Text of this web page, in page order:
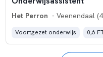
Het Perron - Veenendaal
Voortgezet onderwijs 0,6